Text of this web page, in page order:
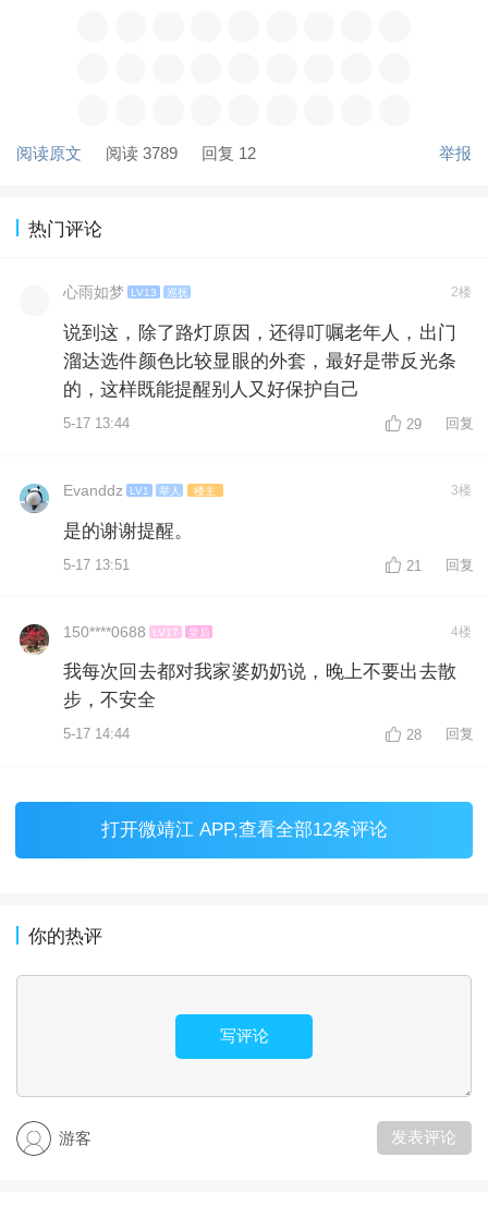
阅读原文 阅读 3789 回复 12 举报
热门评论
心雨如梦 LV13 巡抚 2楼
说到这，除了路灯原因，还得叮嘱老年人，出门
溜达选件颜色比较显眼的外套，最好是带反光条
的，这样既能提醒别人又好保护自己
5-17 13:44 29 回复
Evanddz LV1 举人 楼主 3楼
是的谢谢提醒。
5-17 13:51 21 回复
150****0688 LV17 皇后 4楼
我每次回去都对我家婆奶奶说，晚上不要出去散
步，不安全
5-17 14:44 28 回复
打开微靖江 APP,查看全部12条评论
你的热评
写评论
游客 发表评论